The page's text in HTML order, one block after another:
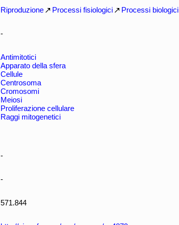
Riproduzione Processi fisiologici Processi biologici
-
Antimitotici
Apparato della sfera
Cellule
Centrosoma
Cromosomi
Meiosi
Proliferazione cellulare
Raggi mitogenetici
-
-
571.844